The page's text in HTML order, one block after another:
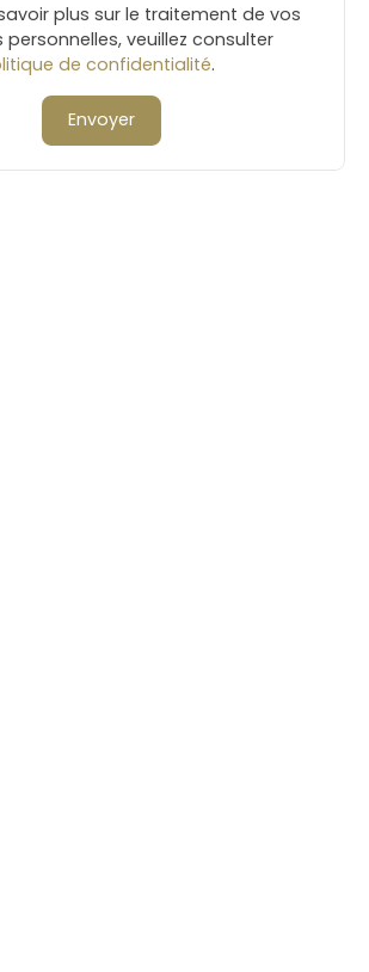
plus sur le traitement de vos
personnelles, veuillez consulter
de confidentialité.
Envoyer